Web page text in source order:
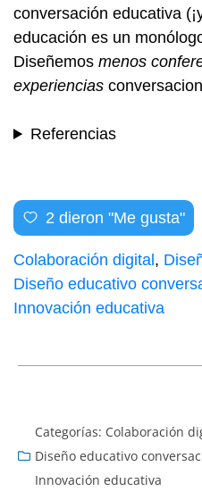
conversación educativa
educación es un
Diseñemos menos
experiencias
Referencias
2 dieron "Me gusta"
Colaboración digital ,
Diseño educativo
Innovación educativa
Categorías: Colaboración
Diseño educativo
Innovación educativa